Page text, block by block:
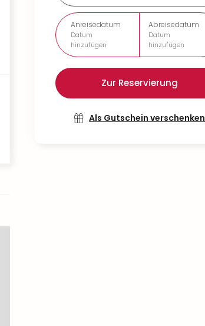
Anreisedatum
Datum
hinzufügen
Abreisedatum
Datum
hinzufügen
Zur Reservierung
Als Gutschein verschenken